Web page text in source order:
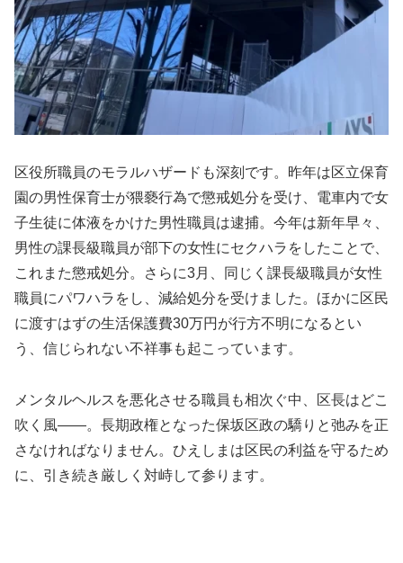
区役所職員のモラルハザードも深刻です。昨年は区立保育
園の男性保育士が猥褻行為で懲戒処分を受け、電車内で女
子生徒に体液をかけた男性職員は逮捕。今年は新年早々、
男性の課長級職員が部下の女性にセクハラをしたことで、
これまた懲戒処分。さらに3月、同じく課長級職員が女性
職員にパワハラをし、減給処分を受けました。ほかに区民
に渡すはずの生活保護費30万円が行方不明になるとい
う、信じられない不祥事も起こっています。
メンタルヘルスを悪化させる職員も相次ぐ中、区長はどこ
吹く風――。長期政権となった保坂区政の驕りと弛みを正
さなければなりません。ひえしまは区民の利益を守るため
に、引き続き厳しく対峙して参ります。